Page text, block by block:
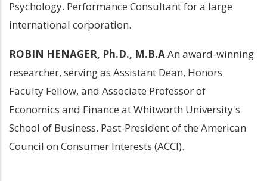
Psychology. Performance Consultant for a large
international corporation.
ROBIN HENAGER, Ph.D., M.B.A An award-winning
researcher, serving as Assistant Dean, Honors
Faculty Fellow, and Associate Professor of
Economics and Finance at Whitworth University's
School of Business. Past-President of the American
Council on Consumer Interests (ACCI).